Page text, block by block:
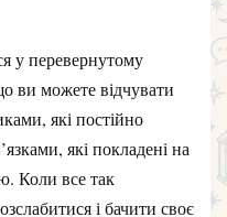
у перевернутому
ви можете відчувати
які постійно
які покладені на
Коли все так
і бачити своє